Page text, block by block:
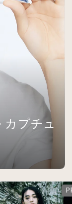
カプチュ